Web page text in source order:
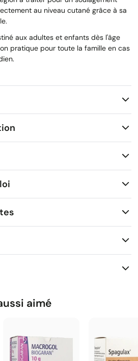
au niveau cutané grâce à sa
aux adultes et enfants dès l'âge
pratique pour toute la famille en cas
aimé